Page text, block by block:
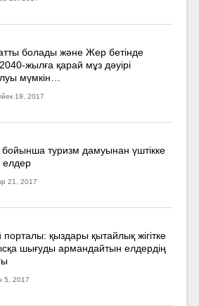
болады және Жер бетінде
жылға қарай мұз дәуірі
мүмкін…
19, 2017
туризм дамуынан үштікке
елдер
21, 2017
порталы: қыздары қытайлық жігітке
шығуды армандайтын елдердің
5, 2017